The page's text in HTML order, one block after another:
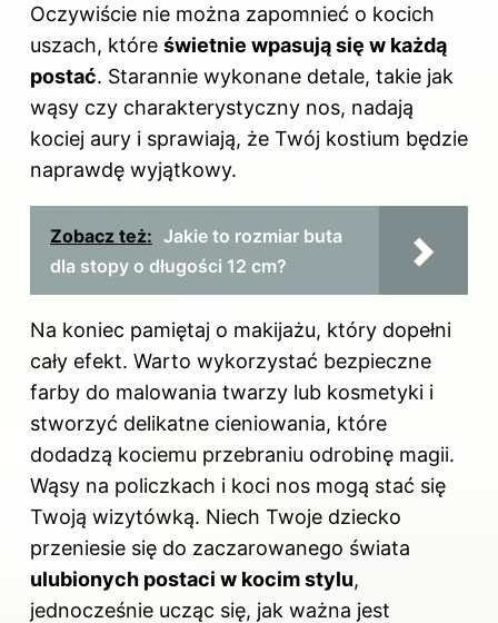
Oczywiście nie można zapomnieć o kocich
uszach, które świetnie wpasują się w każdą
postać. Starannie wykonane detale, takie jak
wąsy czy charakterystyczny nos, nadają
kociej aury i sprawiają, że Twój kostium będzie
naprawdę wyjątkowy.
Zobacz też: Jakie to rozmiar buta
dla stopy o długości 12 cm?
Na koniec pamiętaj o makijażu, który dopełni
cały efekt. Warto wykorzystać bezpieczne
farby do malowania twarzy lub kosmetyki i
stworzyć delikatne cieniowania, które
dodadzą kociemu przebraniu odrobinę magii.
Wąsy na policzkach i koci nos mogą stać się
Twoją wizytówką. Niech Twoje dziecko
przeniesie się do zaczarowanego świata
ulubionych postaci w kocim stylu,
jednocześnie ucząc się, jak ważna jest